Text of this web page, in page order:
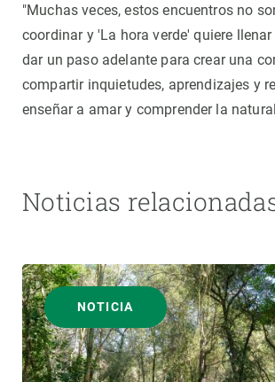
"Muchas veces, estos encuentros no
coordinar y 'La hora verde' quiere
dar un paso adelante para crear una
compartir inquietudes, aprendizajes y
enseñar a amar y comprender la
Noticias
NOTICIA